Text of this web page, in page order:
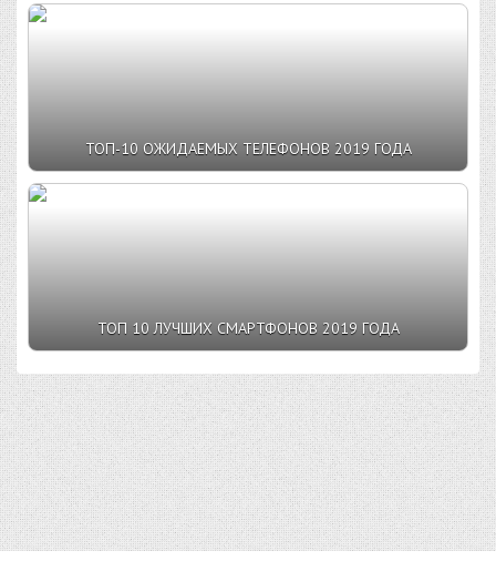
ТОП-10 ОЖИДАЕМЫХ ТЕЛЕФОНОВ 2019 ГОДА
ТОП 10 ЛУЧШИХ СМАРТФОНОВ 2019 ГОДА